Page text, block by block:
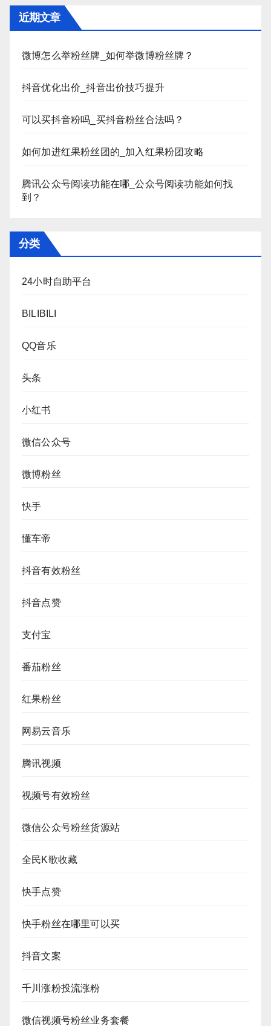
近期文章
微博怎么举粉丝牌_如何举微博粉丝牌？
抖音优化出价_抖音出价技巧提升
可以买抖音粉吗_买抖音粉丝合法吗？
如何加进红果粉丝团的_加入红果粉团攻略
腾讯公众号阅读功能在哪_公众号阅读功能如何找
到？
分类
24小时自助平台
BILIBILI
QQ音乐
头条
小红书
微信公众号
微博粉丝
快手
懂车帝
抖音有效粉丝
抖音点赞
支付宝
番茄粉丝
红果粉丝
网易云音乐
腾讯视频
视频号有效粉丝
微信公众号粉丝货源站
全民K歌收藏
快手点赞
快手粉丝在哪里可以买
抖音文案
千川涨粉投流涨粉
微信视频号粉丝业务套餐